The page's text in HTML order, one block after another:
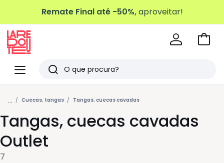
Remate Final até -50%,aproveitar!
Menu
Redoute
Pesquisar
Últimos
artigos
vistos
Ir
... Cuecas, tangas Tangas, cuecas cavadas
Tangas, cuecas cavadas
Outlet
7